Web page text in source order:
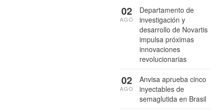
Departamento de
investigación y
desarrollo de Novartis
impulsa próximas
innovaciones
revolucionarias
02
AGO
Anvisa aprueba cinco
inyectables de
semaglutida en Brasil
02
AGO